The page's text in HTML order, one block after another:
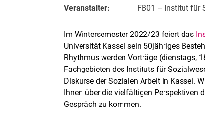
Veranstalter:
FB01 – Institut für
Im Wintersemester 2022/23 feiert das
Universität Kassel sein 50jähriges
Rhythmus werden Vorträge (dienstags,
Fachgebieten des Instituts für
Diskurse der Sozialen Arbeit in Kassel.
Ihnen über die vielfältigen Perspektiven
Gespräch zu kommen.